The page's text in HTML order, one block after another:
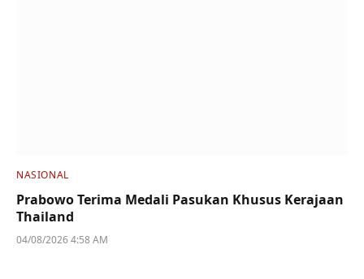
NASIONAL
Prabowo Terima Medali Pasukan Khusus Kerajaan
Thailand
04/08/2026 4:58 AM